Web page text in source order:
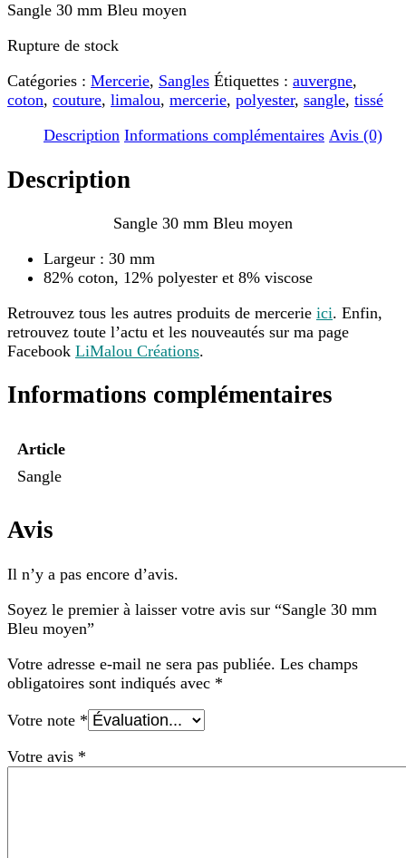
Sangle 30 mm Bleu moyen
Rupture de stock
Catégories : Mercerie, Sangles Étiquettes : auvergne,
coton, couture, limalou, mercerie, polyester, sangle, tissé
Description Informations complémentaires Avis (0)
Description
Sangle 30 mm Bleu moyen
Largeur : 30 mm
82% coton, 12% polyester et 8% viscose
Retrouvez tous les autres produits de mercerie ici. Enfin,
retrouvez toute l’actu et les nouveautés sur ma page
Facebook LiMalou Créations.
Informations complémentaires
Article
Sangle
Avis
Il n’y a pas encore d’avis.
Soyez le premier à laisser votre avis sur “Sangle 30 mm
Bleu moyen”
Votre adresse e-mail ne sera pas publiée. Les champs
obligatoires sont indiqués avec *
Votre note *
Votre avis *